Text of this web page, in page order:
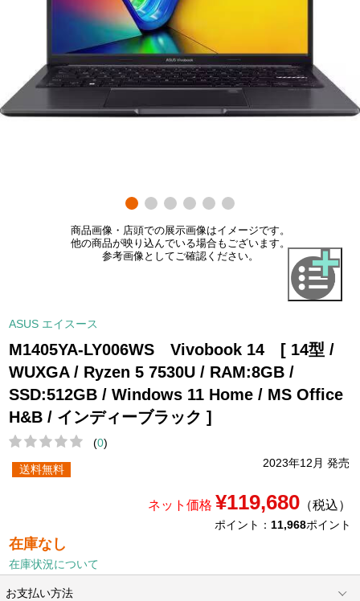
商品画像・店頭での展示画像はイメージです。
他の商品が映り込んでいる場合もございます。
参考画像としてご確認ください。
ASUS エイスース
M1405YA-LY006WS Vivobook 14 [ 14型 /
WUXGA / Ryzen 5 7530U / RAM:8GB /
SSD:512GB / Windows 11 Home / MS Office
H&B / インディーブラック ]
(0)
2023年12月 発売
送料無料
ネット価格 ¥119,680（税込）
ポイント： 11,968ポイント
在庫なし
在庫状況について
お支払い方法